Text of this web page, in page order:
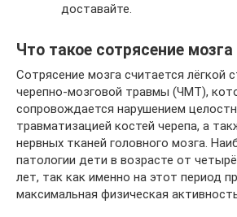
доставайте.
Что такое сотрясение мозга
Сотрясение мозга считается лёгкой
черепно-мозговой травмы (ЧМТ),
сопровождается нарушением
травматизацией костей черепа, а
нервных тканей головного мозга.
патологии дети в возрасте от
лет, так как именно на этот период
максимальная физическая